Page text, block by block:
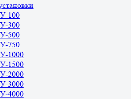
100
300
500
750
1000
1500
2000
3000
4000